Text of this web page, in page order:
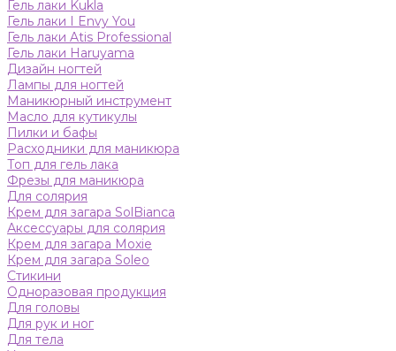
Гель лаки Kukla
Гель лаки I Envy You
Гель лаки Atis Professional
Гель лаки Haruyama
Дизайн ногтей
Лампы для ногтей
Маникюрный инструмент
Масло для кутикулы
Пилки и бафы
Расходники для маникюра
Топ для гель лака
Фрезы для маникюра
Для солярия
Крем для загара SolBianca
Аксессуары для солярия
Крем для загара Moxie
Крем для загара Soleo
Стикини
Одноразовая продукция
Для головы
Для рук и ног
Для тела